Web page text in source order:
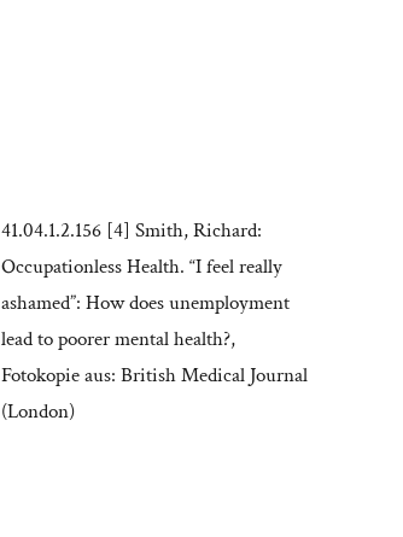
41.04.1.2.156 [4] Smith, Richard:
Occupationless Health. “I feel really
ashamed”: How does unemployment
lead to poorer mental health?,
Fotokopie aus: British Medical Journal
(London)